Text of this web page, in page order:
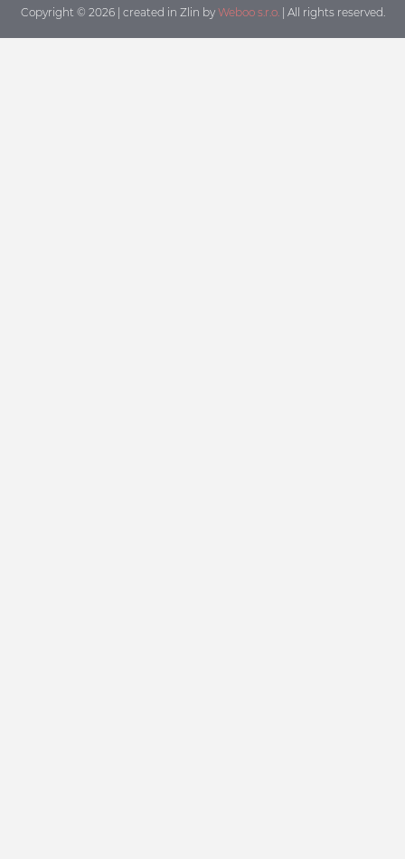
Copyright © 2026 | created in Zlin by Weboo s.r.o. | All rights reserved.